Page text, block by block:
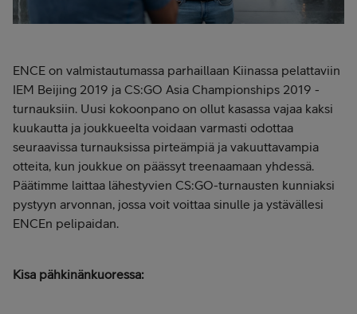
ENCE on valmistautumassa parhaillaan Kiinassa pelattaviin
IEM Beijing 2019 ja CS:GO Asia Championships 2019 -
turnauksiin. Uusi kokoonpano on ollut kasassa vajaa kaksi
kuukautta ja joukkueelta voidaan varmasti odottaa
seuraavissa turnauksissa pirteämpiä ja vakuuttavampia
otteita, kun joukkue on päässyt treenaamaan yhdessä.
Päätimme laittaa lähestyvien CS:GO-turnausten kunniaksi
pystyyn arvonnan, jossa voit voittaa sinulle ja ystävällesi
ENCEn pelipaidan.
Kisa pähkinänkuoressa: